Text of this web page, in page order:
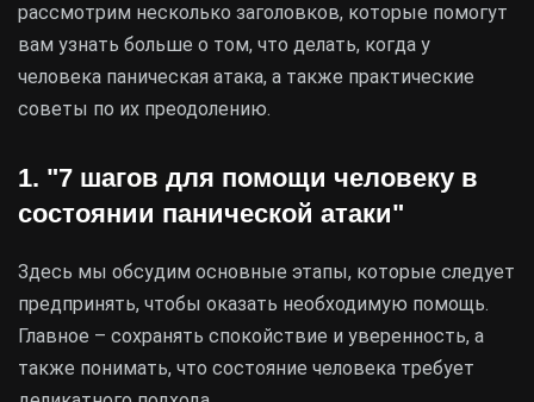
рассмотрим несколько заголовков, которые помогут
вам узнать больше о том, что делать, когда у
человека паническая атака, а также практические
советы по их преодолению.
1. "7 шагов для помощи человеку в
состоянии панической атаки"
Здесь мы обсудим основные этапы, которые следует
предпринять, чтобы оказать необходимую помощь.
Главное – сохранять спокойствие и уверенность, а
также понимать, что состояние человека требует